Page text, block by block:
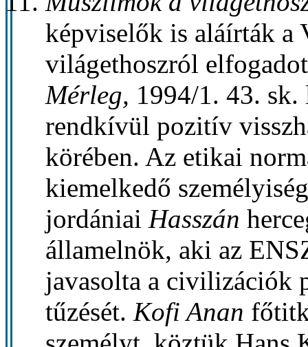
képviselők is aláírták a
világethoszról
Mérleg, 1994/1. 43. sk.
rendkívül pozitív
körében. Az etikai
kiemelkedő
jordániai Hasszán
államelnök, aki az
javasolta a civilizációk
tűzését. Kofi Anan